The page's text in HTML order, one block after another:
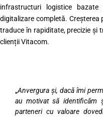
infrastructuri logistice
digitalizare completă.
traduce în rapiditate, precizie și
clienții Vitacom.
„Anvergura și, dacă îmi
au motivat să identificăm
parteneri cu valoare